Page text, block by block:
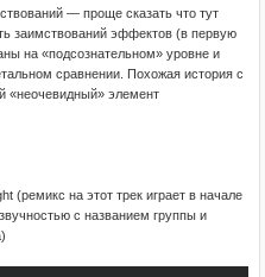
— проще сказать что тут
заимствований эффектов (в первую
на «подсознательном» уровне и
сравнении. Похожая история с
«неочевидный» элемент
(ремикс на этот трек играет в начале
с названием группы и